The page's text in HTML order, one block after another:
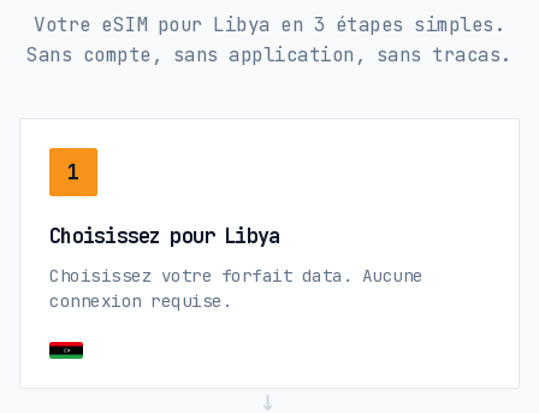
Votre eSIM pour Libya en 3 étapes simples.
Sans compte, sans application, sans tracas.
1
Choisissez pour Libya
Choisissez votre forfait data. Aucune
connexion requise.
→